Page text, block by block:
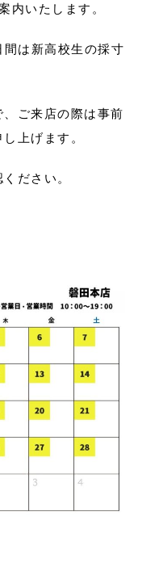
内いたします。
は新高校生の採寸
ご来店の際は事前
上げます。
ださい。